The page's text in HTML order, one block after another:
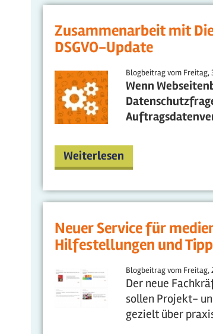
Zusammenarbeit mit
DSGVO-Update
Blogbeitrag vom Freitag,
Wenn
Weiterlesen
Neuer Service für
Hilfestellungen und
Blogbeitrag vom Freitag,
Der neue
sollen Projekt-
gezielt über